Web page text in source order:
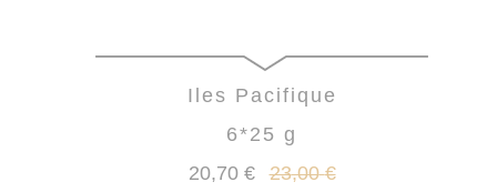
Iles Pacifique
6*25 g
20,70 € 23,00 €